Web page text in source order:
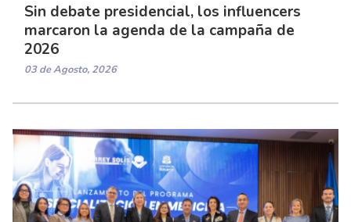
Sin debate presidencial, los influencers
marcaron la agenda de la campaña de
2026
03 de Agosto, 2026